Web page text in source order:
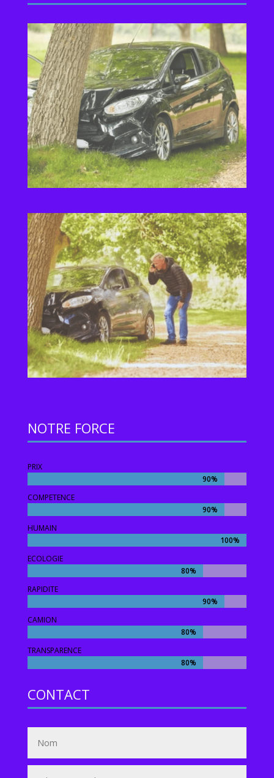
NOTRE FORCE
PRIX
90%
90%
COMPETENCE
90%
90%
HUMAIN
100%
100%
ECOLOGIE
80%
80%
RAPIDITE
90%
90%
CAMION
80%
80%
TRANSPARENCE
80%
80%
CONTACT